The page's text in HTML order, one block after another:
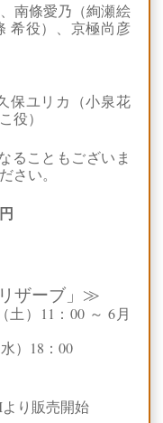
南條愛乃（絢瀬絵
希役）、京極尚彦
保ユリカ（小泉花
役）
ることもございま
さい。
ザーブ」≫
）11：00 ～ 6月
）18：00
り販売開始